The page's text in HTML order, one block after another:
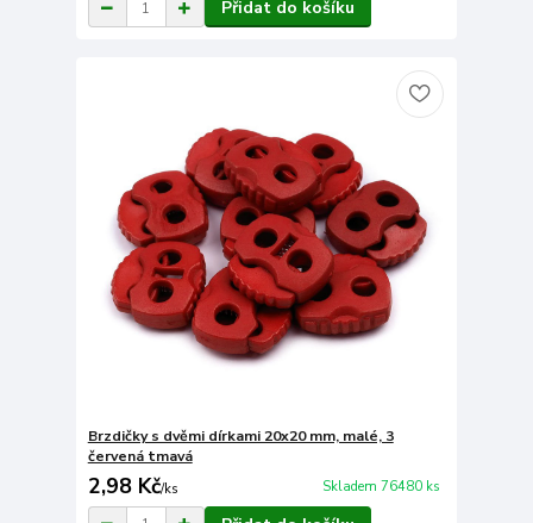
Přidat do košíku
Brzdičky s dvěmi dírkami 20x20 mm, malé, 3
červená tmavá
2,98 Kč/ks Skladem 76480 ks